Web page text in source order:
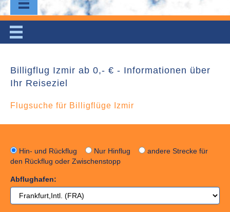
Billigflug Izmir ab 0,- € - Informationen über
Ihr Reiseziel
Flugsuche für Billigflüge Izmir
Hin- und Rückflug Nur Hinflug
andere Strecke für
den Rückflug oder Zwischenstopp
Abflughafen: